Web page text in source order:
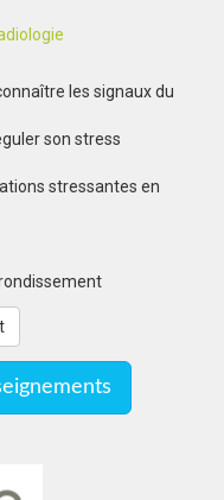
les signaux du
son stress
stressantes en